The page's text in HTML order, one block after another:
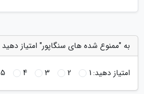
به "ممنوع شده های سنگاپور" امتیاز دهید
امتیاز دهید:1
2
3
4
5